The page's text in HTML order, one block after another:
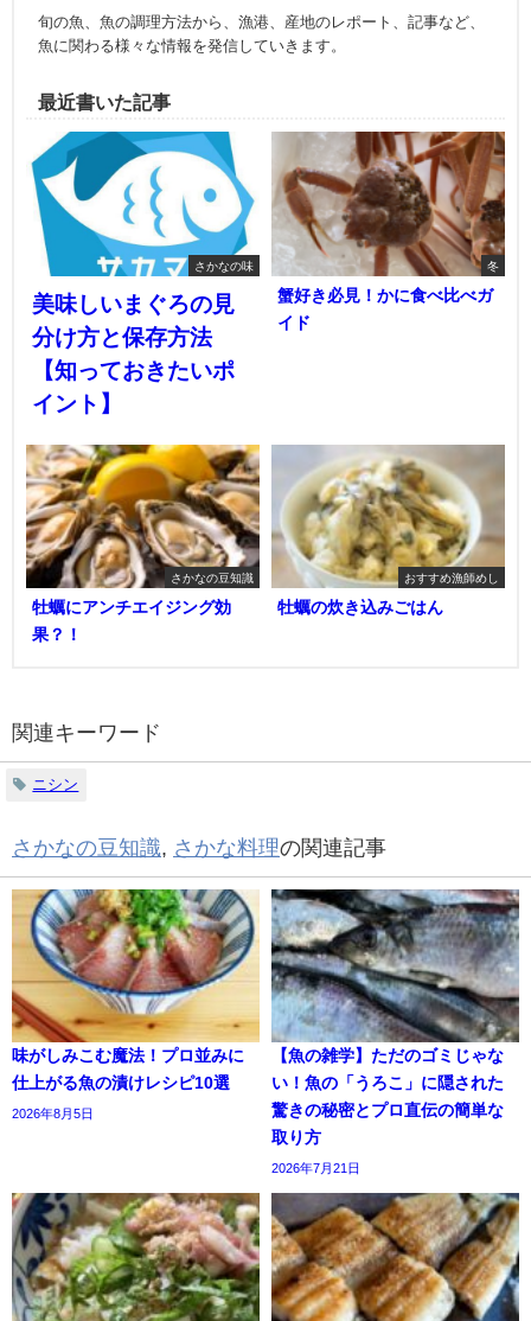
旬の魚、魚の調理方法から、漁港、産地のレポート、記事など、
魚に関わる様々な情報を発信していきます。
最近書いた記事
さかなの味
美味しいまぐろの見
分け方と保存方法
【知っておきたいポ
イント】
冬
蟹好き必見！かに食べ比べガ
イド
さかなの豆知識
牡蠣にアンチエイジング効
果？！
おすすめ漁師めし
牡蠣の炊き込みごはん
関連キーワード
ニシン
さかなの豆知識, さかな料理の関連記事
味がしみこむ魔法！プロ並みに
仕上がる魚の漬けレシピ10選
2026年8月5日
【魚の雑学】ただのゴミじゃな
い！魚の「うろこ」に隠された
驚きの秘密とプロ直伝の簡単な
取り方
2026年7月21日